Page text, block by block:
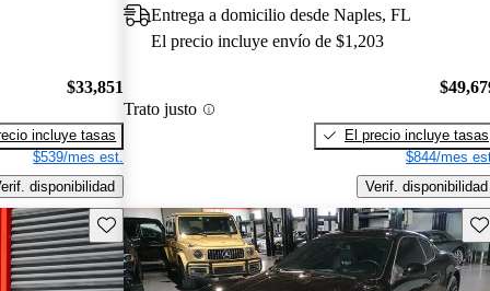
$33,851
incluye tasas
$539/mes est.
disponibilidad
Entrega a domicilio desde Naples, FL
El precio incluye envío de $1,203
Trato justo
El precio incluye tasas
$844/mes
Verif. disponibilidad
Guarda este Aviso